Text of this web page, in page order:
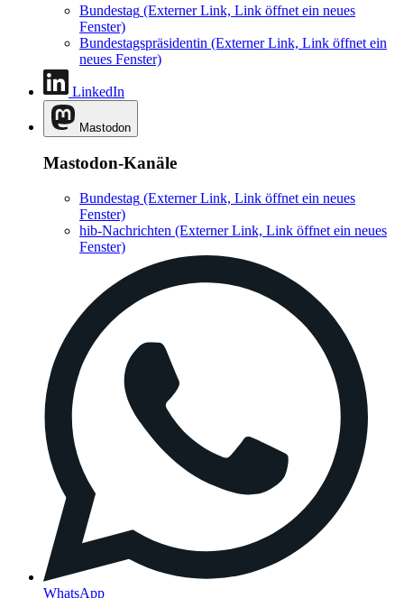
Bundestag (Externer Link, Link öffnet ein neues
Fenster)
Bundestagspräsidentin (Externer Link, Link öffnet ein
neues Fenster)
LinkedIn
Mastodon
Mastodon-Kanäle
Bundestag (Externer Link, Link öffnet ein neues
Fenster)
hib-Nachrichten (Externer Link, Link öffnet ein neues
Fenster)
WhatsApp